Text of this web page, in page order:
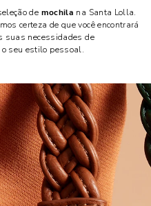
de mochila na Santa Lolla.
certeza de que você encontrará
suas necessidades de
seu estilo pessoal.